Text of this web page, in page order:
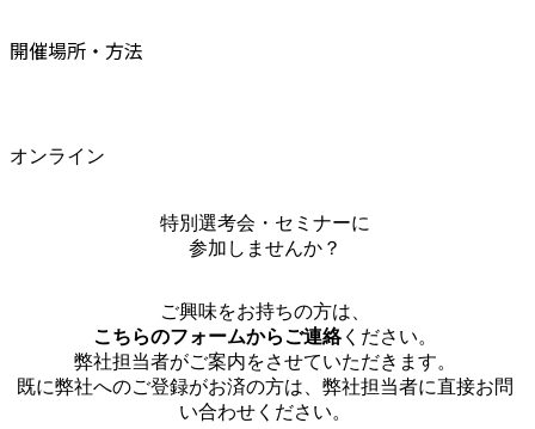
開催場所・方法
オンライン
特別選考会・セミナーに
参加しませんか？
ご興味をお持ちの方は、
こちらのフォームからご連絡ください。
弊社担当者がご案内をさせていただきます。
既に弊社へのご登録がお済の方は、弊社担当者に直接お問
い合わせください。